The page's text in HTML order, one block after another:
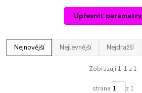
Upřesnit parametry
Nejnovější Nejlevnější Nejdražší
Zobrazuji 1-1 z 1
strana z 1